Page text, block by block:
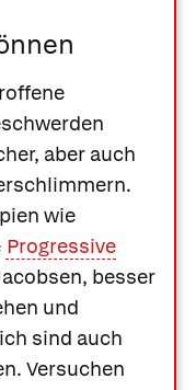
aber auch
wie
Progressive
besser
und
sind auch
Versuchen